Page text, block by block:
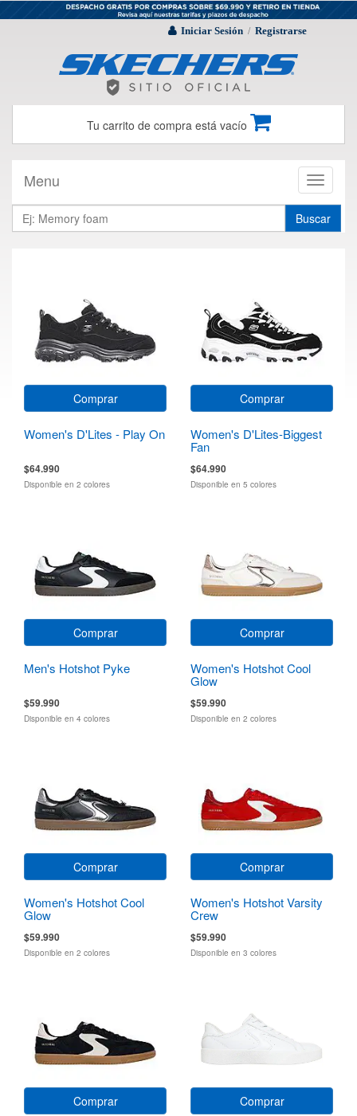
Iniciar Sesión / Registrarse
Tu carrito de compra está vacío
Toggle
Menu
Buscar
Comprar
Women's D'Lites - Play On
$64.990
Disponible en 2 colores
Comprar
Women's D'Lites-Biggest
Fan
$64.990
Disponible en 5 colores
Comprar
Men's Hotshot Pyke
$59.990
Disponible en 4 colores
Comprar
Women's Hotshot Cool
Glow
$59.990
Disponible en 2 colores
Comprar
Women's Hotshot Cool
Glow
$59.990
Disponible en 2 colores
Comprar
Women's Hotshot Varsity
Crew
$59.990
Disponible en 3 colores
Comprar Comprar